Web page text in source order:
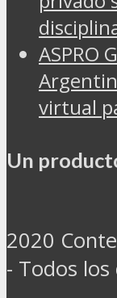
ASPRO
virtual
Un
2020
- Todos